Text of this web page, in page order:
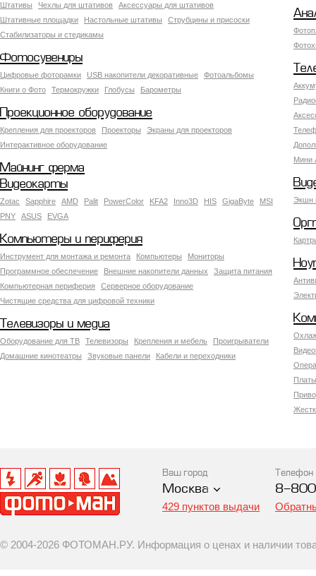
Штативы
Чехлы для штативов
Аксессуары для штативов
Штативные площадки
Настольные штативы
Струбцины и присоски
Стабилизаторы и стедикамы
Фотосувениры
Цифровые фоторамки USB накопители декоративные
Фотоальбомы
Книги о Фото
Термокружки Глобусы Барометры
Мини
Проекционное оборудование
Крепления для проекторов Проекторы
Экраны для проекторов
Интерактивное оборудование
Майнинг ферма
Экшн
Видеокарты
Zotac Sapphire AMD Palit PowerColor KFA2 Inno3D HIS GigaByte
MSI
PNY
ASUS EVGA
Компьютеры и периферия
Инструмент для монтажа и ремонта Компьютеры
Мониторы
Программное обеспечение
Внешние накопители данных
Защита питания
Компьютерная периферия
Серверное оборудование
Чистящие средства для цифровой техники
Телевизоры и медиа
Оборудование для ТВ Телевизоры Крепления и мебель
Проигрыватели
Домашние кинотеатры
Звуковые панели Кабели и переходники
Ваш город
Москва
429 пунктов выдачи
Телефон
8-
© 2004-2026 ФОТОМАН.РУ. Информация о ценах и наличии